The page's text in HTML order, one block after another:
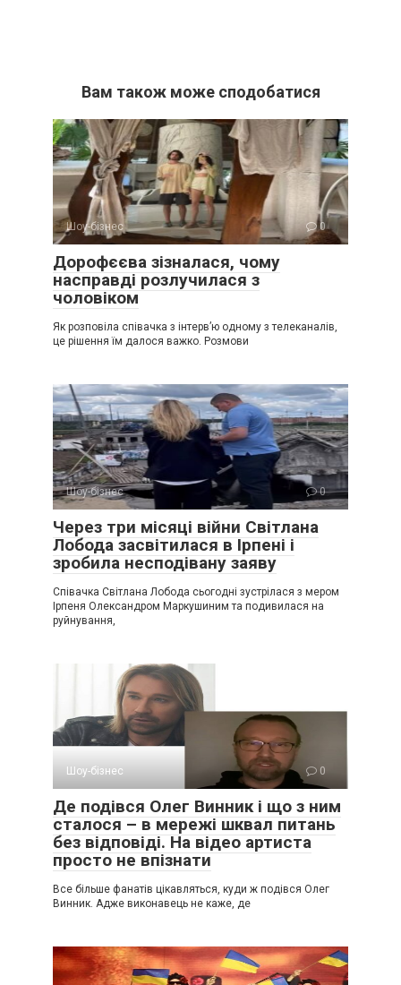
Вам також може сподобатися
Шоу-бізнес 0
Дорофєєва зізналася, чому
насправді розлучилася з
чоловіком
Як розповіла співачка з інтерв’ю одному з телеканалів,
це рішення їм далося важко. Розмови
Шоу-бізнес 0
Через три місяці війни Світлана
Лобода засвітилася в Ірпені і
зробила несподівану заяву
Співачка Світлана Лобода сьогодні зустрілася з мером
Ірпеня Олександром Маркушиним та подивилася на
руйнування,
Шоу-бізнес 0
Де подівся Олег Винник і що з ним
сталося – в мережі шквал питань
без відповіді. На відео артиста
просто не впізнати
Все більше фанатів цікавляться, куди ж подівся Олег
Винник. Адже виконавець не каже, де